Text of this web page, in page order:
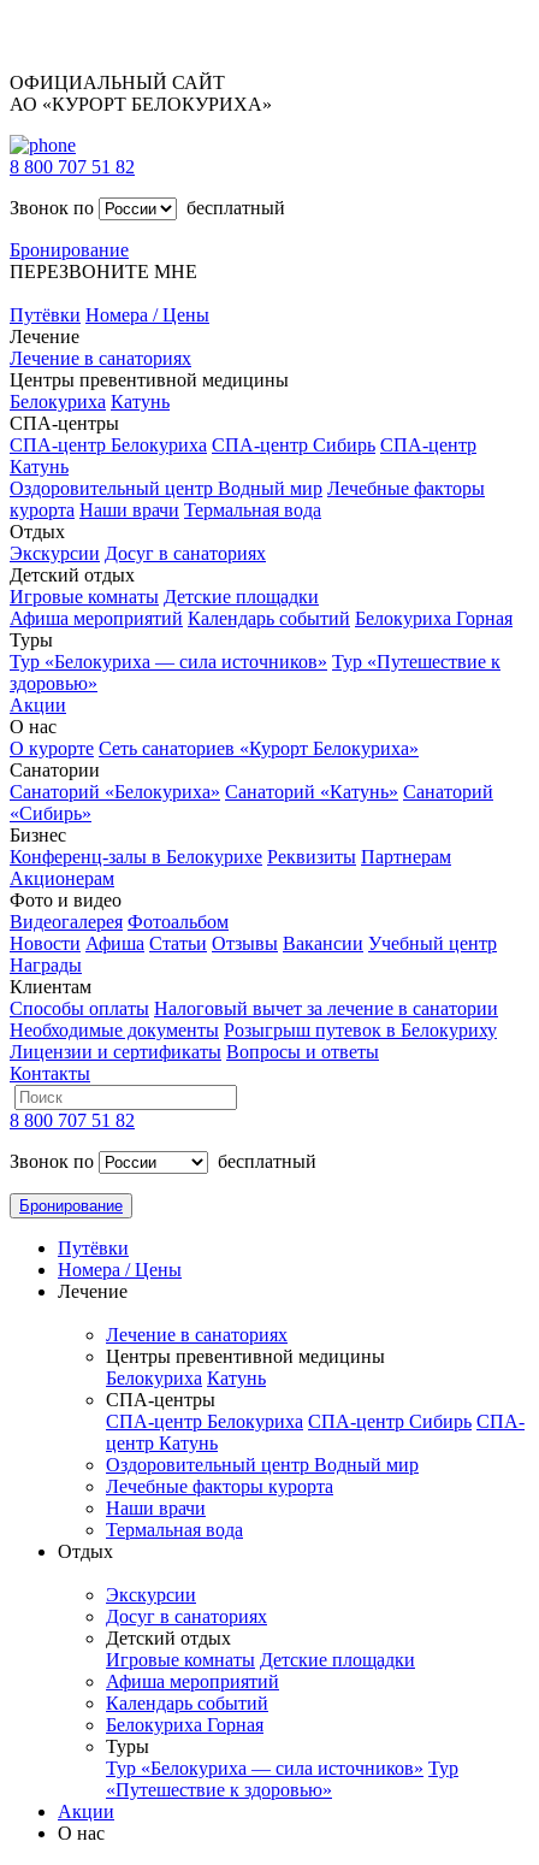
ОФИЦИАЛЬНЫЙ САЙТ
АО «КУРОРТ БЕЛОКУРИХА»
8 800 707 51 82
Звонок по
бесплатный
Бронирование
ПЕРЕЗВОНИТЕ МНЕ
Путёвки Номера / Цены
Лечение
Лечение в санаториях
Центры превентивной медицины
Белокуриха Катунь
СПА-центры
СПА-центр Белокуриха СПА-центр Сибирь СПА-центр
Катунь
Оздоровительный центр Водный мир Лечебные факторы
курорта Наши врачи Термальная вода
Отдых
Экскурсии Досуг в санаториях
Детский отдых
Игровые комнаты Детские площадки
Афиша мероприятий Календарь событий Белокуриха Горная
Туры
Тур «Белокуриха — сила источников» Тур «Путешествие к
здоровью»
Акции
О нас
О курорте Сеть санаториев «Курорт Белокуриха»
Санатории
Санаторий «Белокуриха» Санаторий «Катунь» Санаторий
«Сибирь»
Бизнес
Конференц-залы в Белокурихе Реквизиты Партнерам
Акционерам
Фото и видео
Видеогалерея Фотоальбом
Новости Афиша Статьи Отзывы Вакансии Учебный центр
Награды
Клиентам
Способы оплаты Налоговый вычет за лечение в санатории
Необходимые документы Розыгрыш путевок в Белокуриху
Лицензии и сертификаты Вопросы и ответы
Контакты
8 800 707 51 82
Звонок по
бесплатный
Бронирование
Путёвки
Номера / Цены
Лечение
Лечение в санаториях
Центры превентивной медицины
Белокуриха Катунь
СПА-центры
СПА-центр Белокуриха СПА-центр Сибирь СПА-
центр Катунь
Оздоровительный центр Водный мир
Лечебные факторы курорта
Наши врачи
Термальная вода
Отдых
Экскурсии
Досуг в санаториях
Детский отдых
Игровые комнаты Детские площадки
Афиша мероприятий
Календарь событий
Белокуриха Горная
Туры
Тур «Белокуриха — сила источников» Тур
«Путешествие к здоровью»
Акции
О нас